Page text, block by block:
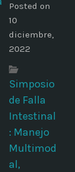
Posted on
10
diciembre,
2022
Simposio
de Falla
Intestinal
: Manejo
Multimod
al,